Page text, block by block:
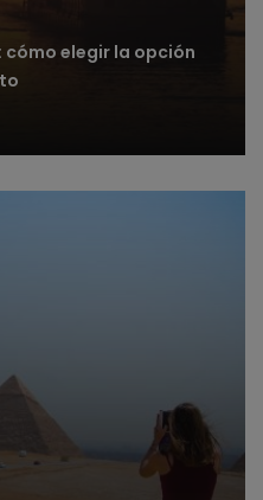
cómo elegir la opción